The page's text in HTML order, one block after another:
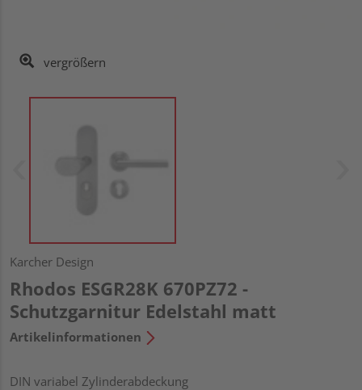
vergrößern
Karcher Design
Rhodos ESGR28K 670PZ72 -
Schutzgarnitur Edelstahl matt
Artikelinformationen
DIN variabel Zylinderabdeckung